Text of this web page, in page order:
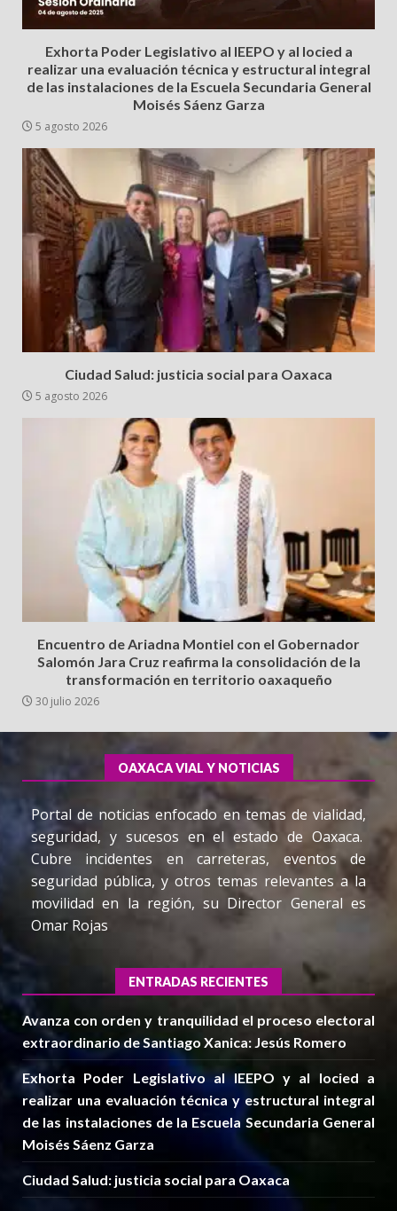
Exhorta Poder Legislativo al IEEPO y al Iocied a
realizar una evaluación técnica y estructural integral
de las instalaciones de la Escuela Secundaria General
Moisés Sáenz Garza
5 agosto 2026
Ciudad Salud: justicia social para Oaxaca
5 agosto 2026
Encuentro de Ariadna Montiel con el Gobernador
Salomón Jara Cruz reafirma la consolidación de la
transformación en territorio oaxaqueño
30 julio 2026
OAXACA VIAL Y NOTICIAS
Portal de noticias enfocado en temas de vialidad,
seguridad, y sucesos en el estado de Oaxaca.
Cubre incidentes en carreteras, eventos de
seguridad pública, y otros temas relevantes a la
movilidad en la región, su Director General es
Omar Rojas
ENTRADAS RECIENTES
Avanza con orden y tranquilidad el proceso electoral
extraordinario de Santiago Xanica: Jesús Romero
Exhorta Poder Legislativo al IEEPO y al Iocied a
realizar una evaluación técnica y estructural integral
de las instalaciones de la Escuela Secundaria General
Moisés Sáenz Garza
Ciudad Salud: justicia social para Oaxaca